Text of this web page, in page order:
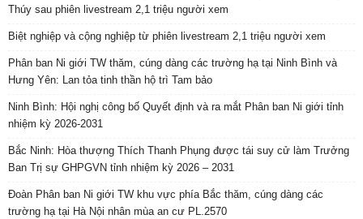
Thúy sau phiên livestream 2,1 triệu người xem
Biệt nghiệp và cộng nghiệp từ phiên livestream 2,1 triệu người xem
Phân ban Ni giới TW thăm, cúng dàng các trường hạ tại Ninh Bình và
Hưng Yên: Lan tỏa tinh thần hộ trì Tam bảo
Ninh Bình: Hội nghị công bố Quyết định và ra mắt Phân ban Ni giới tỉnh
nhiệm kỳ 2026-2031
Bắc Ninh: Hòa thượng Thích Thanh Phụng được tái suy cử làm Trưởng
Ban Trị sự GHPGVN tỉnh nhiệm kỳ 2026 – 2031
Đoàn Phân ban Ni giới TW khu vực phía Bắc thăm, cúng dàng các
trường hạ tại Hà Nội nhân mùa an cư PL.2570